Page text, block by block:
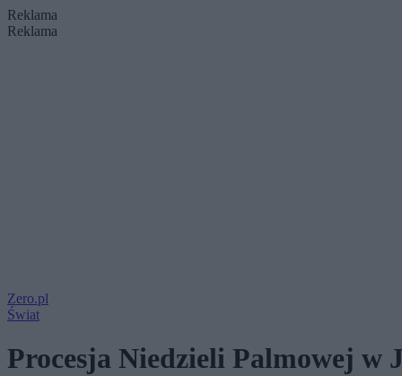
Reklama
Reklama
Zero.pl
Świat
Procesja Niedzieli Palmowej w